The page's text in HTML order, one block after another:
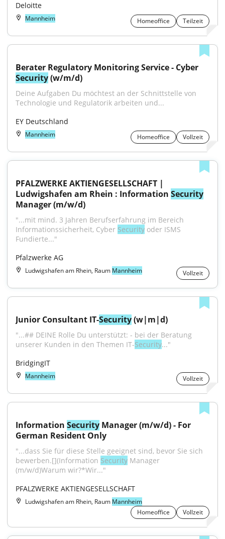
Deloitte
Mannheim Homeoffice Teilzeit
Security (w/m/d)
Deine Aufgaben Du möchtest an der Schnittstelle von
Technologie und Regulatorik arbeiten und...
EY Deutschland
Mannheim Homeoffice Vollzeit
PFALZWERKE AKTIENGESELLSCHAFT |
Ludwigshafen am Rhein : Information Security
Manager (m/w/d)
"...mit mind. 3 Jahren Berufserfahrung im Bereich
Informationssicherheit, Cyber Security oder ISMS
Fundierte..."
Pfalzwerke AG
Ludwigshafen am Rhein, Raum Mannheim Vollzeit
Junior Consultant IT-Security (w|m|d)
"...## DEINE Rolle Du unterstützt: - bei der Beratung
unserer Kunden in den Themen IT-Security..."
BridgingIT
Mannheim Vollzeit
Information Security Manager (m/w/d) - For
German Resident Only
"...dass Sie für diese Stelle geeignet sind, bevor Sie sich
bewerben.[](Information Security Manager
(m/w/d)Warum wir?*Wir..."
PFALZWERKE AKTIENGESELLSCHAFT
Ludwigshafen am Rhein, Raum Mannheim
Homeoffice
Vollzeit